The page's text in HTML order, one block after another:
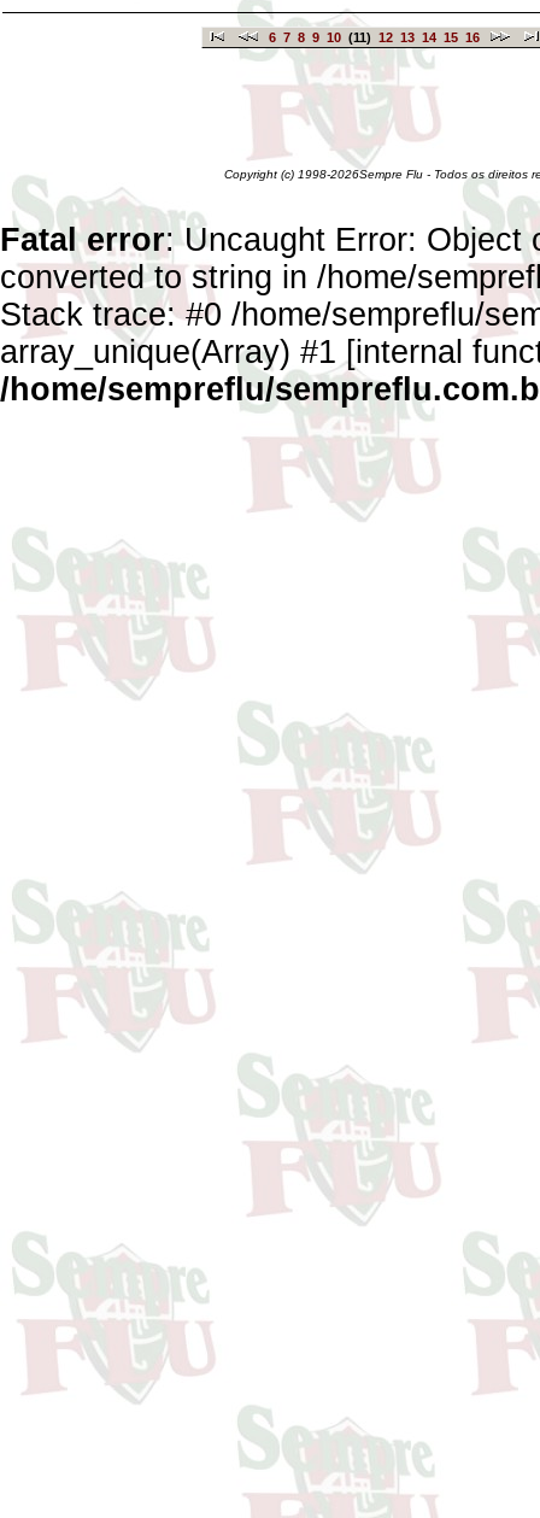
6 7 8 9 10 (11) 12 13 14 15 16
Copyright (c) 1998-2026Sempre Flu - Todos os direitos
Fatal error: Uncaught Error: Object
converted to string in /home/
Stack trace: #0 /home/sempreflu/
array_unique(Array) #1 [internal
/home/sempreflu/